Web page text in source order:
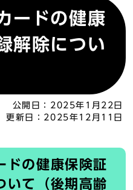
ードの健康
解除につい
公開日： 2025年1月22日
更新日： 2025年12月11日
ドの健康保険証
いて（後期高齢